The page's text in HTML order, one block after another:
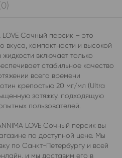
Сочный персик – это
вкуса, компактности и высокой
включает только
стабильное качество
всего времени
крепостью 20 мг/мл (Ultra
затяжку, подходящую
пользователей.
LOVE Сочный персик вы
по доступной цене. Мы
по Санкт-Петербургу и всей
и мы доставим его в